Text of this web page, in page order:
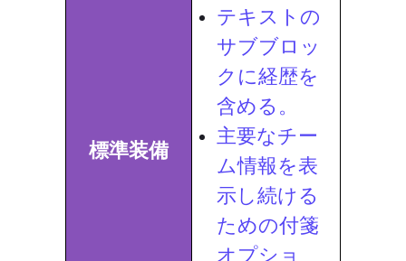
標準装備
テキストの
サブブロッ
クに経歴を
含める。
主要なチー
ム情報を表
示し続ける
ための付箋
オプショ